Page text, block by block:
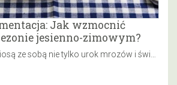
Jak wzmocnić
jesienno-zimowym?
Zimowe miesiące niosą ze sobą nie tylko urok mrozów i świątecznej atmosfery, ale również wyzwania dla naszego zdrowia. Krótsze dni…